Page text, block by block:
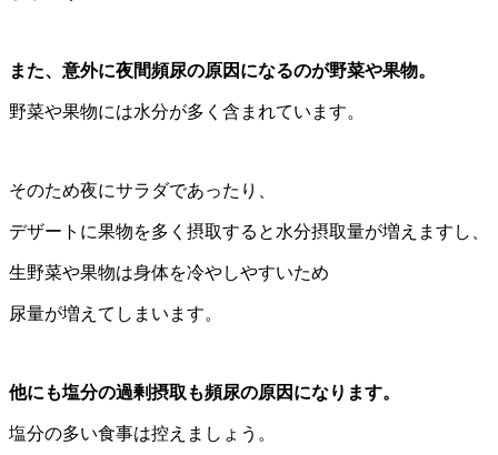
また、意外に夜間頻尿の原因になるのが野菜や果物。
野菜や果物には水分が多く含まれています。
そのため夜にサラダであったり、
デザートに果物を多く摂取すると水分摂取量が増えますし、
生野菜や果物は身体を冷やしやすいため
尿量が増えてしまいます。
他にも塩分の過剰摂取も頻尿の原因になります。
塩分の多い食事は控えましょう。